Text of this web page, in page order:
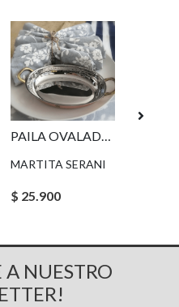
PAILA OVALADA DE COBRE
MARTITA SERANI
$ 25.900
A NUESTRO